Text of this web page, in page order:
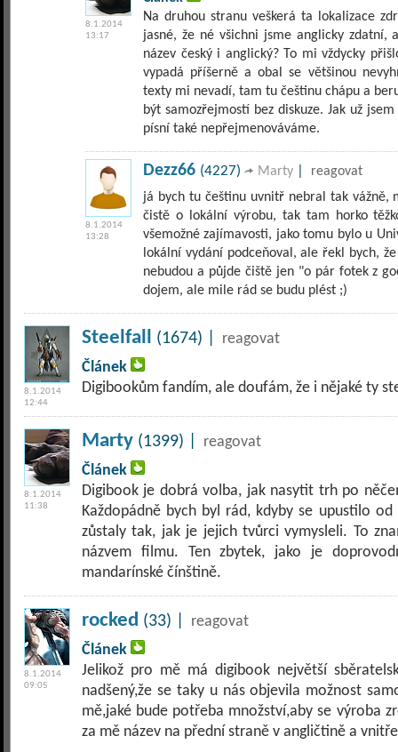
8.1.2014
13:17
Na druhou stranu veškerá ta lokalizace
jasné, že né všichni jsme anglicky
název český i anglický? To mi vždycky
vypadá příšerně a obal se většinou
texty mi nevadí, tam tu češtinu chápu a
být samozřejmostí bez diskuze. Jak už
písní také nepřejmenováváme.
8.1.2014
13:28
Dezz66 (4227) Marty
reagovat
já bych tu češtinu uvnitř nebral tak vážně,
čistě o lokální výrobu, tak tam horko
všemožné zajímavosti, jako tomu bylo u
lokální vydání podceňoval, ale řekl bych,
nebudou a půjde čiště jen "o pár fotek z
dojem, ale mile rád se budu plést ;)
8.1.2014
12:44
Steelfall (1674) |
reagovat
Článek
Digibookům fandím, ale doufám, že i nějaké ty
8.1.2014
11:38
Marty (1399) |
reagovat
Článek
Digibook je dobrá volba, jak nasytit trh po
Každopádně bych byl rád, kdyby se upustilo
zůstaly tak, jak je jejich tvůrci vymysleli. To
názvem filmu. Ten zbytek, jako je
mandarínské čínštině.
8.1.2014
09:05
rocked (33) |
reagovat
Článek
Jelikož pro mě má digibook největší
nadšený,že se taky u nás objevila možnost
mě,jaké bude potřeba množství,aby se výroba
za mě název na přední straně v angličtině a